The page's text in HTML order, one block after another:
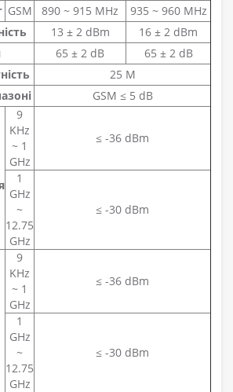
GSM 890 ~ 915 MHz
935 ~ 960 MHz
13 ± 2 dBm
16 ± 2 dBm
65 ± 2 dB
65 ± 2 dB
25 M
GSM ≤ 5 dB
9
KHz
~ 1
GHz
≤ -36 dBm
1
GHz
~
12.75
GHz
≤ -30 dBm
9
KHz
~ 1
GHz
≤ -36 dBm
1
GHz
~
12.75
GHz
≤ -30 dBm